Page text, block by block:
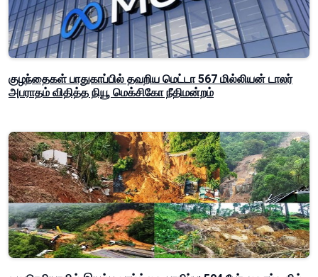
குழந்தைகள் பாதுகாப்பில் தவறிய மெட்டா 567 மில்லியன் டாலர்
அபராதம் விதித்த நியூ மெக்சிகோ நீதிமன்றம்